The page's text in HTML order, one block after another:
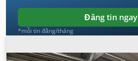
Đăng tin ngay
*mỗi tin đăng/tháng